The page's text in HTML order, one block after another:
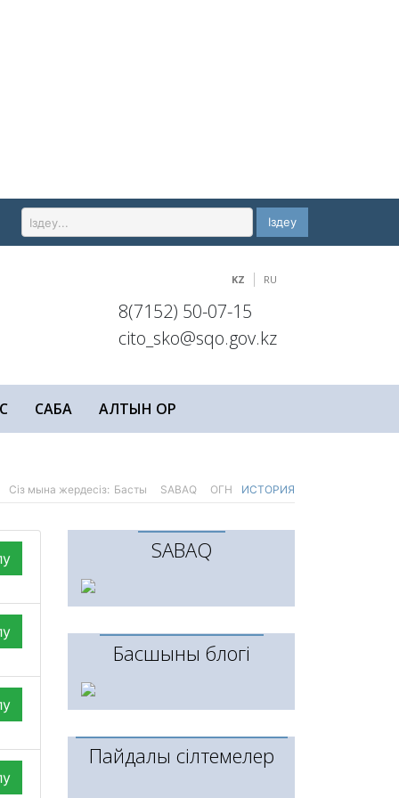
Іздеу
KZ RU
8(7152) 50-07-15
cito_sko@sqo.gov.kz
САБАҚ АЛТЫН ҚОР
Сіз мына жердесіз: Басты SABAQ ОГН ИСТОРИЯ
SABAQ
Басшының блогі
Пайдалы сілтемелер